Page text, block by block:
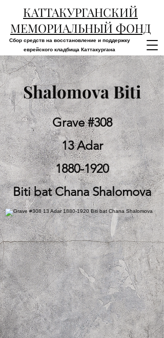
КАТТАКУРГАНСКИЙ
МЕМОРИАЛЬНЫЙ ФОНД
Сбор средств на восстановление и поддержку
еврейского кладбища Каттакургана
Shalomova Biti
Grave #308
13 Adar
1880-1920
Biti bat Chana Shalomova